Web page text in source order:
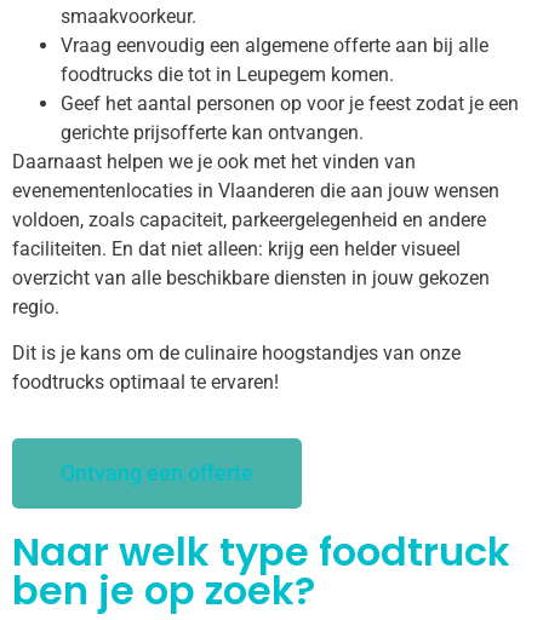
smaakvoorkeur.
Vraag eenvoudig een algemene offerte aan bij alle
foodtrucks die tot in Leupegem komen.
Geef het aantal personen op voor je feest zodat je een
gerichte prijsofferte kan ontvangen.
Daarnaast helpen we je ook met het vinden van
evenementenlocaties in Vlaanderen die aan jouw wensen
voldoen, zoals capaciteit, parkeergelegenheid en andere
faciliteiten. En dat niet alleen: krijg een helder visueel
overzicht van alle beschikbare diensten in jouw gekozen
regio.
Dit is je kans om de culinaire hoogstandjes van onze
foodtrucks optimaal te ervaren!
Ontvang een offerte
Naar welk type foodtruck
ben je op zoek?